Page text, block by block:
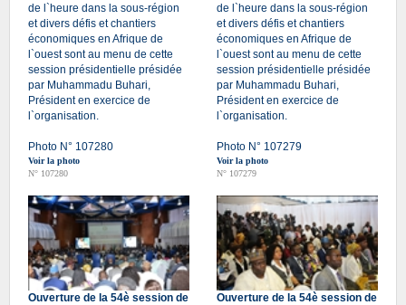
de l`heure dans la sous-région
et divers défis et chantiers
économiques en Afrique de
l`ouest sont au menu de cette
session présidentielle présidée
par Muhammadu Buhari,
Président en exercice de
l`organisation.
Photo N° 107280
Voir la photo
N° 107280
de l`heure dans la sous-région
et divers défis et chantiers
économiques en Afrique de
l`ouest sont au menu de cette
session présidentielle présidée
par Muhammadu Buhari,
Président en exercice de
l`organisation.
Photo N° 107279
Voir la photo
N° 107279
Ouverture de la 54è session de
Ouverture de la 54è session de